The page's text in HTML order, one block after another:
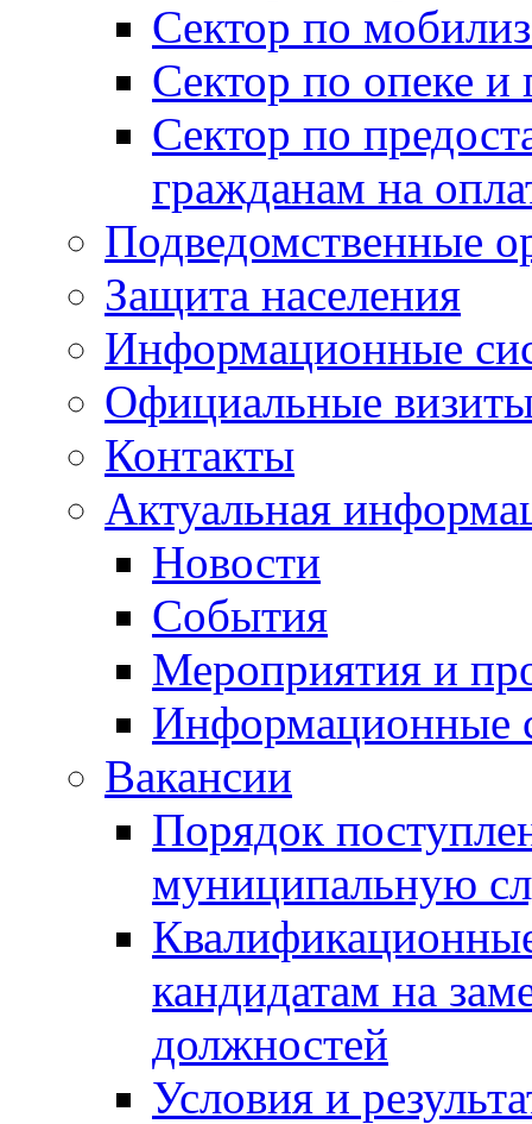
Сектор по
Сектор по опеке и
Сектор по
гражданам на
Подведомственные
Защита населения
Информационные
Официальные
Контакты
Актуальная
Новости
События
Мероприятия и
Информационные
Вакансии
Порядок
муниципальную
кандидатам на
должностей
Условия и